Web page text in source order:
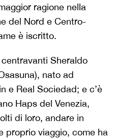
ragione nella
del Nord e Centro-
è iscritto.
Sheraldo
nato ad
e Real Sociedad; e c’è
Haps del Venezia,
di loro, andare in
proprio viaggio, come ha